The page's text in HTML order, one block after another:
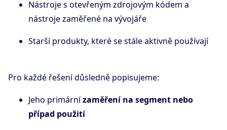
Nástroje s otevřeným zdrojovým kódem a
nástroje zaměřené na vývojáře
Starší produkty, které se stále aktivně používají
Pro každé řešení důsledně popisujeme:
Jeho primárnízaměření na segment nebo
případ použití